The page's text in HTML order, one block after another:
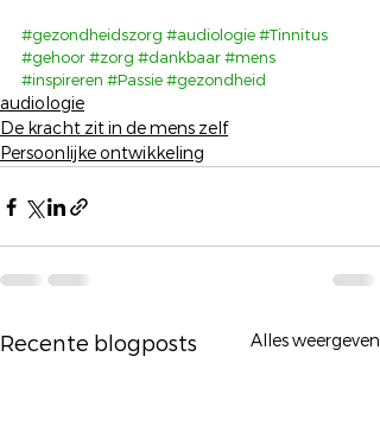
#gezondheidszorg #audiologie#Tinnitus
#gehoor#zorg #dankbaar#mens
#inspireren #Passie#gezondheid
audiologie
De kracht zit in de mens zelf
Persoonlijke ontwikkeling
Recente blogposts Alles weergeven